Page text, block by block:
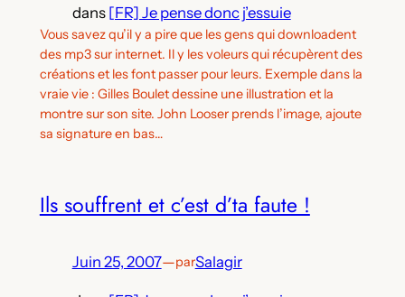
dans [FR] Je pense donc j’essuie
Vous savez qu’il y a pire que les gens qui downloadent
des mp3 sur internet. Il y les voleurs qui récupèrent des
créations et les font passer pour leurs. Exemple dans la
vraie vie : Gilles Boulet dessine une illustration et la
montre sur son site. John Looser prends l’image, ajoute
sa signature en bas…
Ils souffrent et c’est d’ta faute !
Juin 25, 2007—parSalagir